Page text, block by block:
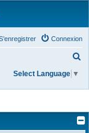
Connexion
e
r
Select Language ▼